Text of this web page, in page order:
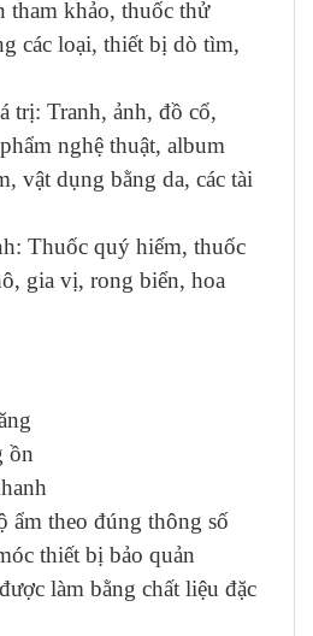
tham khảo, thuốc thử
các loại, thiết bị dò tìm,
trị: Tranh, ảnh, đồ cổ,
nghệ thuật, album
vật dụng bằng da, các tài
Thuốc quý hiếm, thuốc
gia vị, rong biển, hoa
ồn
ẩm theo đúng thông số
thiết bị bảo quản
làm bằng chất liệu đặc